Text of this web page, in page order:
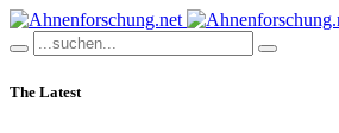
The Latest